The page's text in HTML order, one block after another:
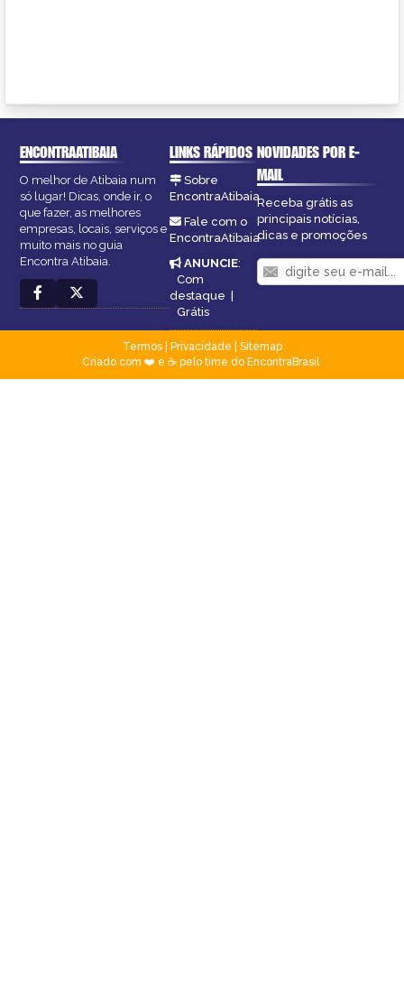
ENCONTRAATIBAIA
O melhor de Atibaia num
só lugar! Dicas, onde ir, o
que fazer, as melhores
empresas, locais, serviços e
muito mais no guia
Encontra Atibaia.
LINKS RÁPIDOS
Sobre
EncontraAtibaia
Fale com o
EncontraAtibaia
ANUNCIE:
Com
destaque
Grátis
NOVIDADES POR E-
MAIL
Receba grátis as
principais notícias,
dicas e promoções
Termos| Privacidade
Sitemap
Criado com ❤️ e ☕ pelo time do EncontraBrasil